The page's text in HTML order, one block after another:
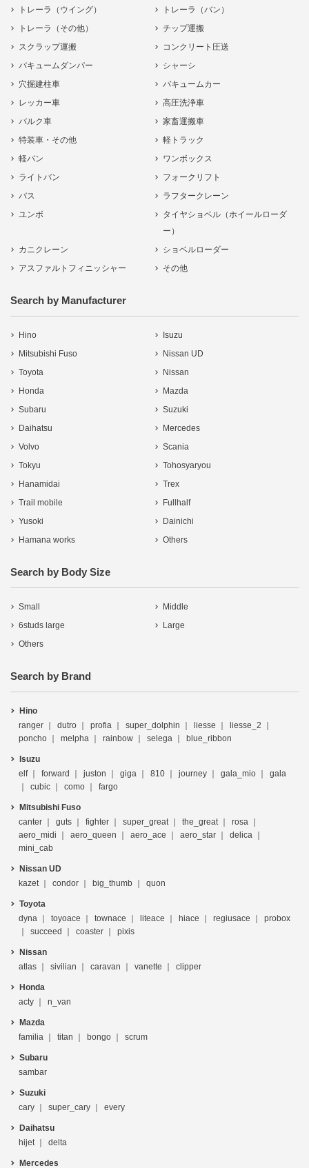
トレーラ（ウイング）
トレーラ（バン）
トレーラ（その他）
チップ運搬
スクラップ運搬
コンクリート圧送
バキュームダンパー
シャーシ
穴掘建柱車
バキュームカー
レッカー車
高圧洗浄車
バルク車
家畜運搬車
特装車・その他
軽トラック
軽バン
ワンボックス
ライトバン
フォークリフト
バス
ラフタークレーン
ユンボ
タイヤショベル（ホイールローダ
ー）
カニクレーン
ショベルローダー
アスファルトフィニッシャー
その他
Search by Manufacturer
Hino
Isuzu
Mitsubishi Fuso
Nissan UD
Toyota
Nissan
Honda
Mazda
Subaru
Suzuki
Daihatsu
Mercedes
Volvo
Scania
Tokyu
Tohosyaryou
Hanamidai
Trex
Trail mobile
Fullhalf
Yusoki
Dainichi
Hamana works
Others
Search by Body Size
Small
Middle
6studs large
Large
Others
Search by Brand
Hino
ranger
dutro profia super_dolphin liesse
liesse_2
poncho
melpha rainbow selega blue_ribbon
Isuzu
elf
forward juston giga 810 journey gala_mio
gala
cubic
como fargo
Mitsubishi Fuso
canter
guts fighter super_great the_great
rosa
aero_midi
aero_queen aero_ace aero_star
delica
mini_cab
Nissan UD
kazet
condor big_thumb quon
Toyota
dyna
toyoace townace liteace hiace regiusace
probox
succeed
coaster pixis
Nissan
atlas
sivilian caravan vanette clipper
Honda
acty
n_van
Mazda
familia
titan bongo scrum
Subaru
sambar
Suzuki
cary
super_cary every
Daihatsu
hijet
delta
Mercedes